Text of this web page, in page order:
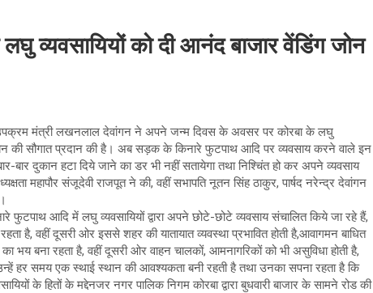
व्यवसायियों को दी आनंद बाजार वेंडिंग जोन
मंत्री लखनलाल देवांगन ने अपने जन्म दिवस के अवसर पर कोरबा के लघु
की सौगात प्रदान की है। अब सड़क के किनारे फुटपाथ आदि पर व्यवसाय करने वाले इन
बार दुकान हटा दिये जाने का डर भी नहीं सतायेगा तथा निश्चिंत हो कर अपने व्यवसाय
महापौर संजूदेवी राजपूत ने की, वहीं सभापति नूतन सिंह ठाकुर, पार्षद नरेन्द्र देवांगन
आदि में लघु व्यवसायियों द्वारा अपने छोटे-छोटे व्यवसाय संचालित किये जा रहे हैं,
है, वहीं दूसरी ओर इससे शहर की यातायात व्यवस्था प्रभावित होती है,आवागमन बाधित
भय बना रहता है, वहीं दूसरी ओर वाहन चालकों, आमनागरिकों को भी असुविधा होती है,
हर समय एक स्थाई स्थान की आवश्यकता बनी रहती है तथा उनका सपना रहता है कि
के हितों के मद्देनजर नगर पालिक निगम कोरबा द्वारा बुधवारी बाजार के सामने रोड की